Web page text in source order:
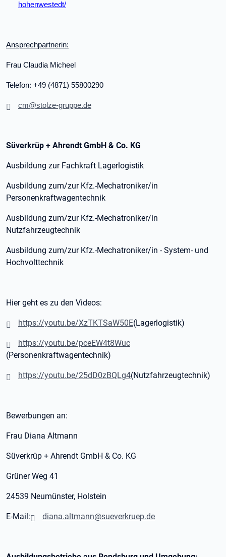
hohenwestedt/
Ansprechpartnerin:
Frau Claudia Micheel
Telefon: +49 (4871) 55800290
cm@stolze-gruppe.de
Süverkrüp + Ahrendt GmbH & Co. KG
Ausbildung zur Fachkraft Lagerlogistik
Ausbildung zum/zur Kfz.-Mechatroniker/in
Personenkraftwagentechnik
Ausbildung zum/zur Kfz.-Mechatroniker/in
Nutzfahrzeugtechnik
Ausbildung zum/zur Kfz.-Mechatroniker/in - System- und
Hochvolttechnik
Hier geht es zu den Videos:
https://youtu.be/XzTKTSaW50E(Lagerlogistik)
https://youtu.be/pceEW4t8Wuc
(Personenkraftwagentechnik)
https://youtu.be/25dD0zBQLg4(Nutzfahrzeugtechnik)
Bewerbungen an:
Frau Diana Altmann
Süverkrüp + Ahrendt GmbH & Co. KG
Grüner Weg 41
24539 Neumünster, Holstein
E-Mail: diana.altmann@sueverkruep.de